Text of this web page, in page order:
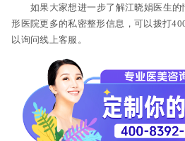
如果大家想进一步了解江晓娟医生
形医院更多的私密整形信息，可以拨打
以询问线上客服。